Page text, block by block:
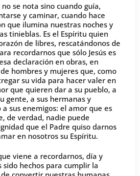
se nota sino cuando guía,
y caminar, cuando hace
que ilumina nuestras noches y
tinieblas. Es el Espíritu quien
de libres, rescatándonos de
recordarnos que sólo Jesús es
declaración en obras, en
hombres y mujeres que, como
su vida para hacer valer en
que quieren dar a su pueblo, a
gente, a sus hermanas y
sus enemigos: el amor que es
de verdad, nadie puede
que el Padre quiso darnos
en nosotros su Espíritu.
viene a recordarnos, día y
sido hechos para cumplir la